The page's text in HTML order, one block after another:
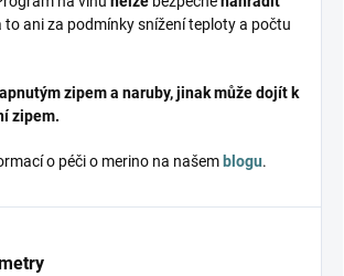
to ani za podmínky snížení teploty a počtu
zipem a naruby, jinak může dojít k
zipem.
o péči o merino na našem blogu.